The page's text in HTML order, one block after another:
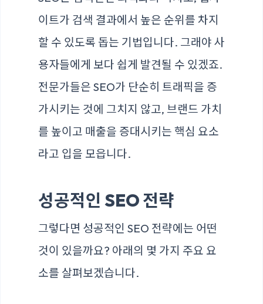
이트가 검색 결과에서 높은 순위를 차지
할 수 있도록 돕는 기법입니다. 그래야 사
용자들에게 보다 쉽게 발견될 수 있겠죠.
전문가들은 SEO가 단순히 트래픽을 증
가시키는 것에 그치지 않고, 브랜드 가치
를 높이고 매출을 증대시키는 핵심 요소
라고 입을 모읍니다.
성공적인 SEO 전략
그렇다면 성공적인 SEO 전략에는 어떤
것이 있을까요? 아래의 몇 가지 주요 요
소를 살펴보겠습니다.